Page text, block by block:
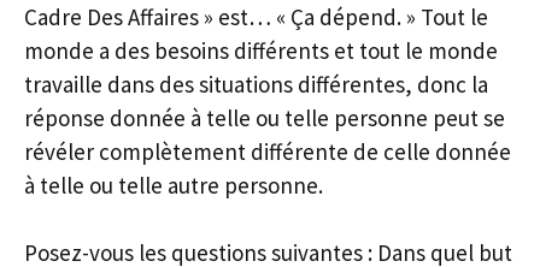
Cadre Des Affaires » est… « Ça dépend. » Tout le
monde a des besoins différents et tout le monde
travaille dans des situations différentes, donc la
réponse donnée à telle ou telle personne peut se
révéler complètement différente de celle donnée
à telle ou telle autre personne.
Posez-vous les questions suivantes : Dans quel but